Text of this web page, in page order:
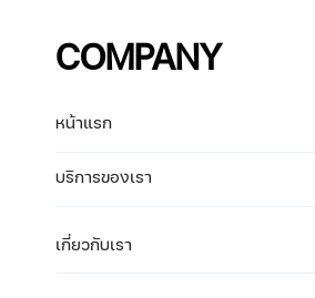
COMPANY
หน้าแรก
บริการของเรา
เกี่ยวกับเรา